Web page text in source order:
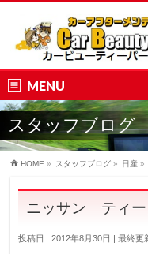
MENU
スタッフブログ
HOME » スタッフブログ » 日産 »
ニッサン ティ
投稿日 : 2012年8月30日 最終更